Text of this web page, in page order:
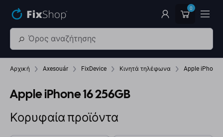
0
Αρχική Axesouár FixDevice Κινητά τηλέφωνα Apple iPhone
Apple iPhone 16 256GB
Κορυφαία προϊόντα